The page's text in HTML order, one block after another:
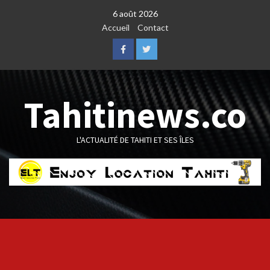
6 août 2026
Accueil
Contact
FacebookTwitter
Tahitinews.co
L'ACTUALITÉ DE TAHITI ET SES ÎLES